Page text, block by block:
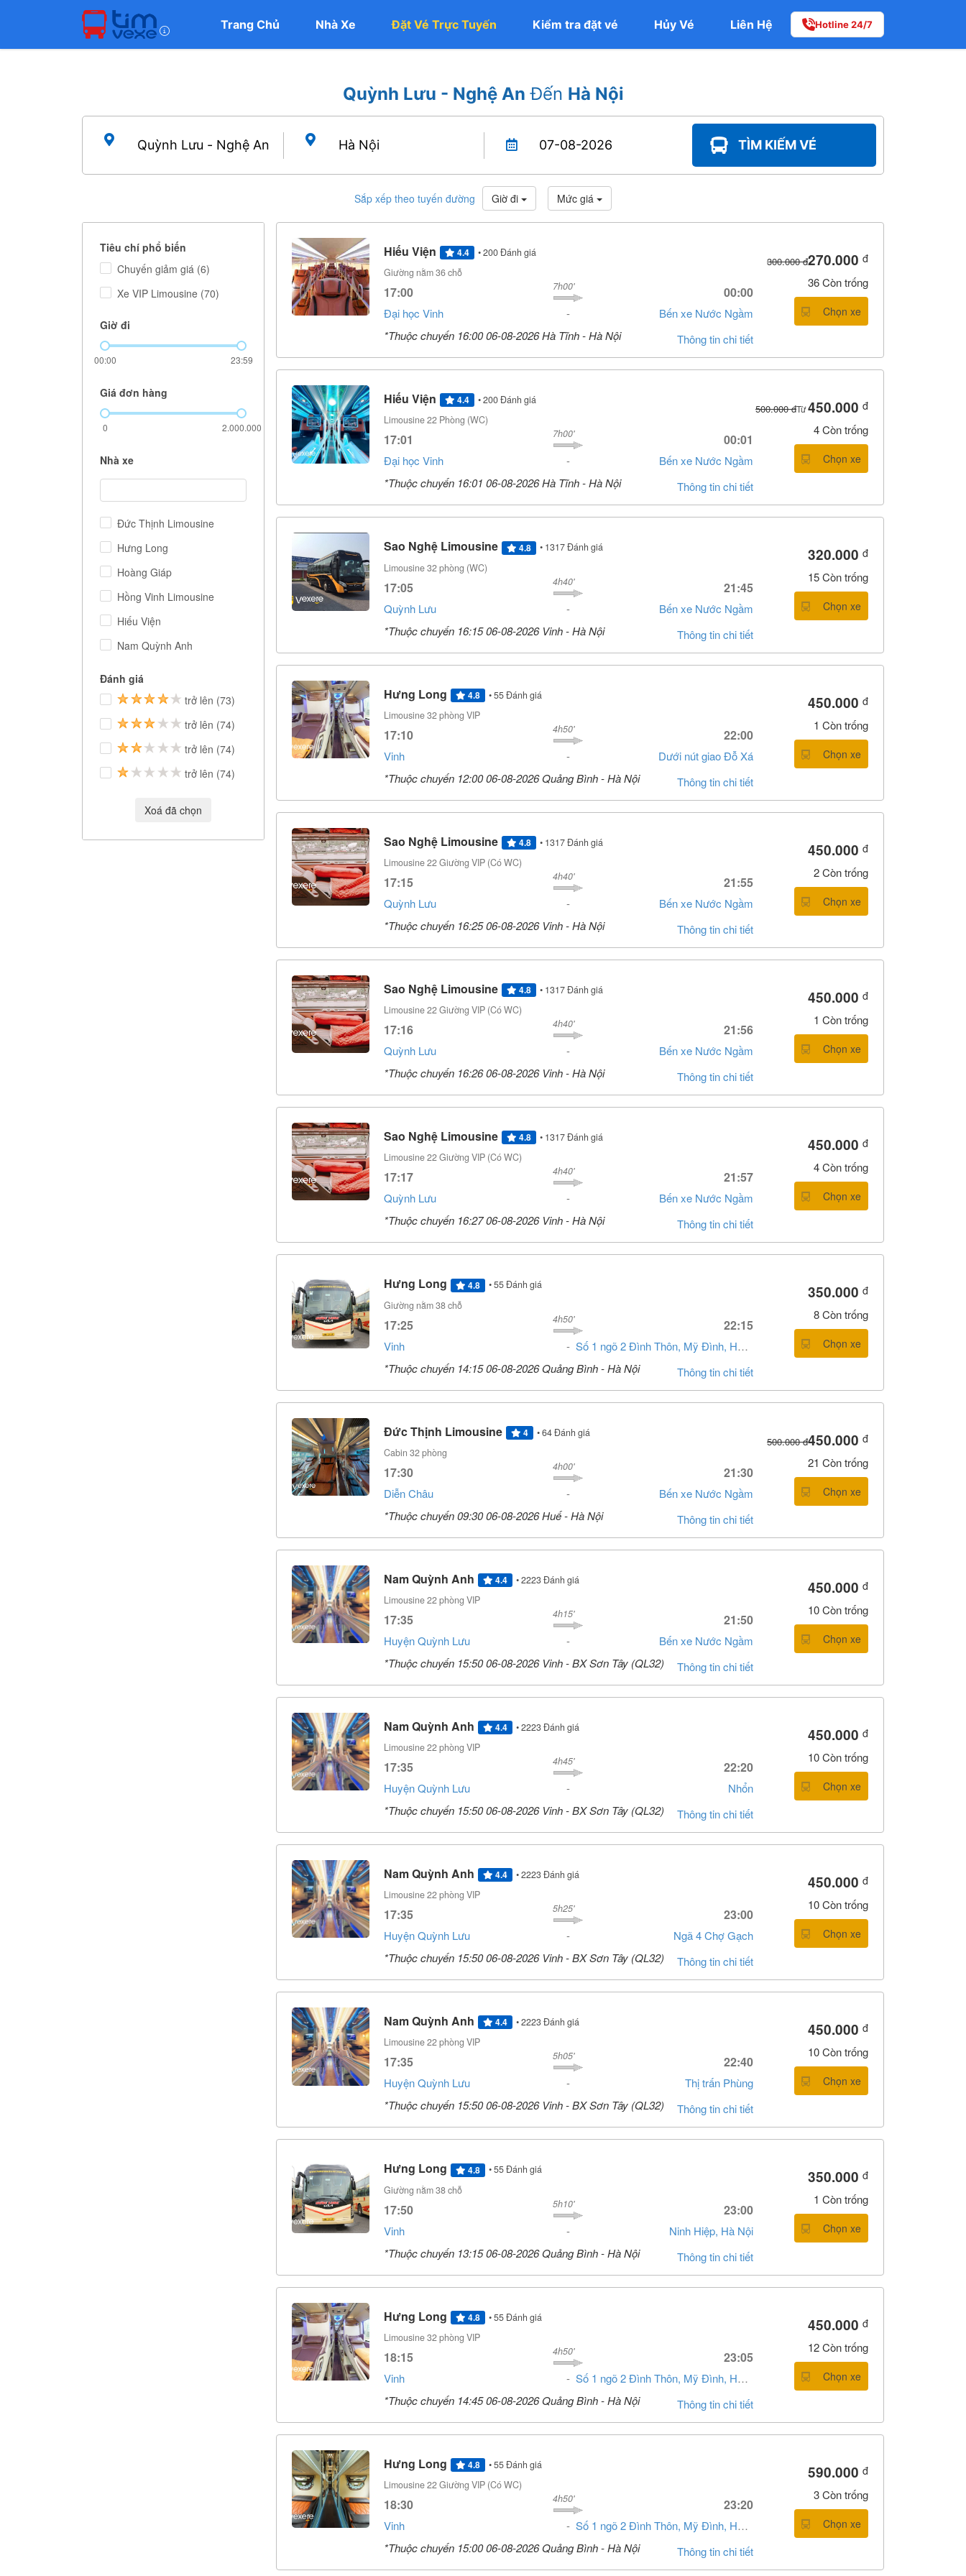
Trang Chủ Nhà Xe Đặt Vé Trực Tuyến Kiểm tra đặt vé Hủy Vé Liên Hệ Hotline 24/7
Quỳnh Lưu - Nghệ An Đến Hà Nội
TÌM KIẾM VÉ